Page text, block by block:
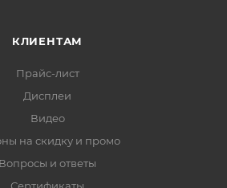
КЛИЕНТАМ
Прайс-лист
Дисплеи
Видео
на скидку и промо
Вопросы и ответы